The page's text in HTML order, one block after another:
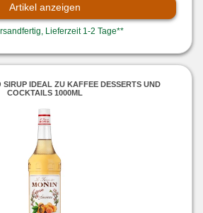
Artikel anzeigen
Lieferzeit 1-2 Tage**
SIRUP IDEAL ZU KAFFEE DESSERTS UND
COCKTAILS 1000ML